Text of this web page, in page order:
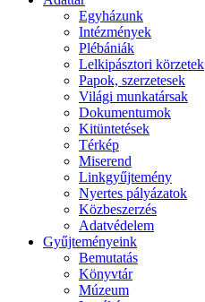
Egyházunk
Intézmények
Plébániák
Lelkipásztori körzetek
Papok, szerzetesek
Világi munkatársak
Dokumentumok
Kitüntetések
Térkép
Miserend
Linkgyűjtemény
Nyertes pályázatok
Közbeszerzés
Adatvédelem
Gyűjteményeink
Bemutatás
Könyvtár
Múzeum